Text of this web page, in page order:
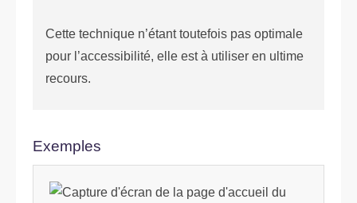
Cette technique n’étant toutefois pas optimale
pour l’accessibilité, elle est à utiliser en ultime
recours.
Exemples